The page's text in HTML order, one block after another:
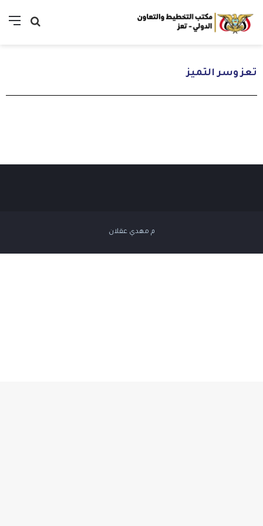
تعز وسر التميز
م مهدي عقلان